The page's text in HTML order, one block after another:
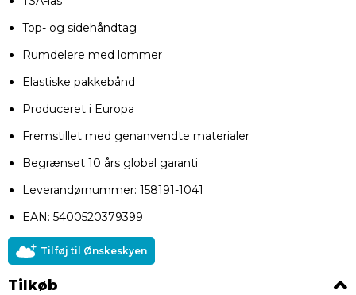
Top- og sidehåndtag
Rumdelere med lommer
Elastiske pakkebånd
Produceret i Europa
Fremstillet med genanvendte materialer
Begrænset 10 års global garanti
Leverandørnummer: 158191-1041
EAN: 5400520379399
Tilføj til Ønskeskyen
Tilkøb